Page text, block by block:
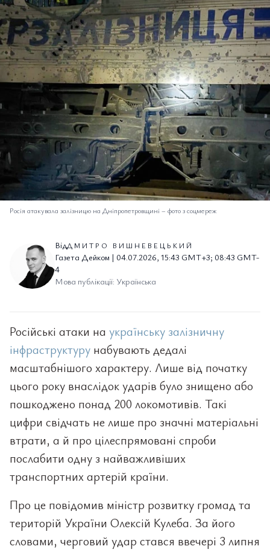
Росія атакувала залізницю на Дніпропетровщині – фото з соцмереж
ВідДМИТРО ВИШНЕВЕЦЬКИЙ
Газета Дейком | 04.07.2026, 15:43 GMT+3; 08:43 GMT-
4
Мова публікації: Українська
Російські атаки на українську залізничну
інфраструктуру набувають дедалі
масштабнішого характеру. Лише від початку
цього року внаслідок ударів було знищено або
пошкоджено понад 200 локомотивів. Такі
цифри свідчать не лише про значні матеріальні
втрати, а й про цілеспрямовані спроби
послабити одну з найважливіших
транспортних артерій країни.
Про це повідомив міністр розвитку громад та
територій України Олексій Кулеба. За його
словами, черговий удар стався ввечері 3 липня